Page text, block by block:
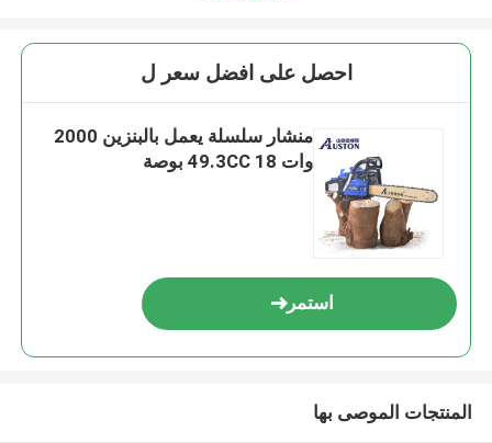
احصل على افضل سعر ل
منشار سلسلة يعمل بالبنزين 2000
وات 49.3CC 18 بوصة
استمر
المنتجات الموصى بها